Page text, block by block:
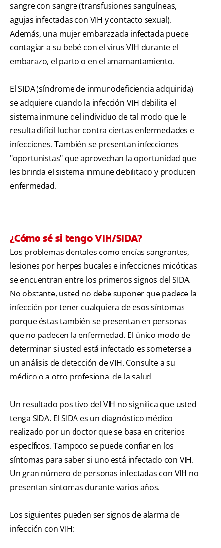
sangre con sangre (transfusiones sanguíneas,
agujas infectadas con VIH y contacto sexual).
Además, una mujer embarazada infectada puede
contagiar a su bebé con el virus VIH durante el
embarazo, el parto o en el amamantamiento.
El SIDA (síndrome de inmunodeficiencia adquirida)
se adquiere cuando la infección VIH debilita el
sistema inmune del individuo de tal modo que le
resulta difícil luchar contra ciertas enfermedades e
infecciones. También se presentan infecciones
"oportunistas" que aprovechan la oportunidad que
les brinda el sistema inmune debilitado y producen
enfermedad.
¿Cómo sé si tengo VIH/SIDA?
Los problemas dentales como encías sangrantes,
lesiones por herpes bucales e infecciones micóticas
se encuentran entre los primeros signos del SIDA.
No obstante, usted no debe suponer que padece la
infección por tener cualquiera de esos síntomas
porque éstas también se presentan en personas
que no padecen la enfermedad. El único modo de
determinar si usted está infectado es someterse a
un análisis de detección de VIH. Consulte a su
médico o a otro profesional de la salud.
Un resultado positivo del VIH no significa que usted
tenga SIDA. El SIDA es un diagnóstico médico
realizado por un doctor que se basa en criterios
específicos. Tampoco se puede confiar en los
síntomas para saber si uno está infectado con VIH.
Un gran número de personas infectadas con VIH no
presentan síntomas durante varios años.
Los siguientes pueden ser signos de alarma de
infección con VIH: